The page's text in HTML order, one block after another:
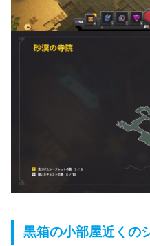
黒箱の小部屋近くの